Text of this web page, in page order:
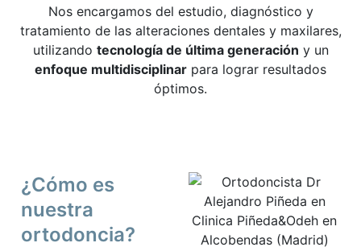
Nos encargamos del estudio, diagnóstico y
tratamiento de las alteraciones dentales y maxilares,
utilizando tecnología de última generación y un
enfoque multidisciplinar para lograr resultados
óptimos.
¿Cómo es
nuestra
ortodoncia?